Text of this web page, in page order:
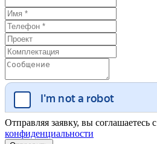
Отправляя заявку, вы соглашаетесь с
конфиденциальности